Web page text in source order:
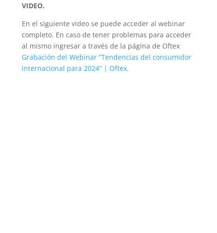
VIDEO.
En el siguiente video se puede acceder al webinar
completo. En caso de tener problemas para acceder
al mismo ingresar a través de la página de Oftex
Grabación del Webinar “Tendencias del consumidor
internacional para 2024” | Oftex.